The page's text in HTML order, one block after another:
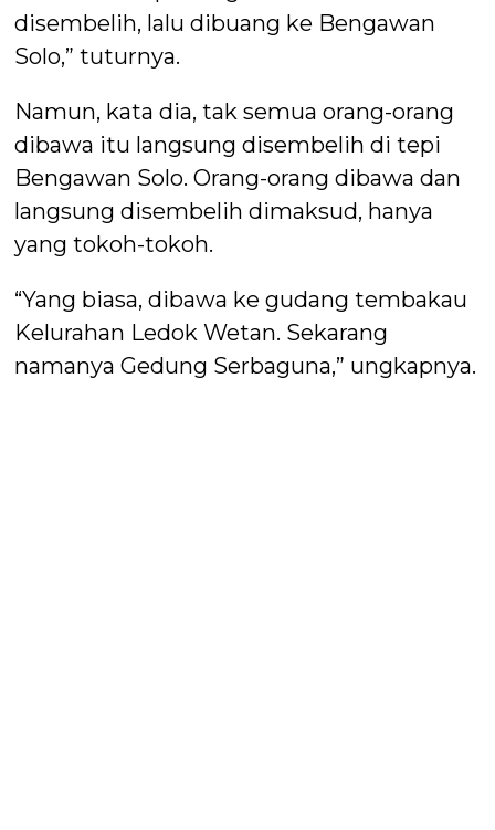
disembelih, lalu dibuang ke Bengawan
Solo,” tuturnya.
Namun, kata dia, tak semua orang-orang
dibawa itu langsung disembelih di tepi
Bengawan Solo. Orang-orang dibawa dan
langsung disembelih dimaksud, hanya
yang tokoh-tokoh.
“Yang biasa, dibawa ke gudang tembakau
Kelurahan Ledok Wetan. Sekarang
namanya Gedung Serbaguna,” ungkapnya.